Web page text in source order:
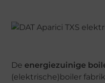
De energiezuinige
(elektrische)boiler